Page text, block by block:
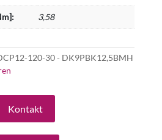
3,58
120-30 - DK9PBK12,5BMH
Kontakt